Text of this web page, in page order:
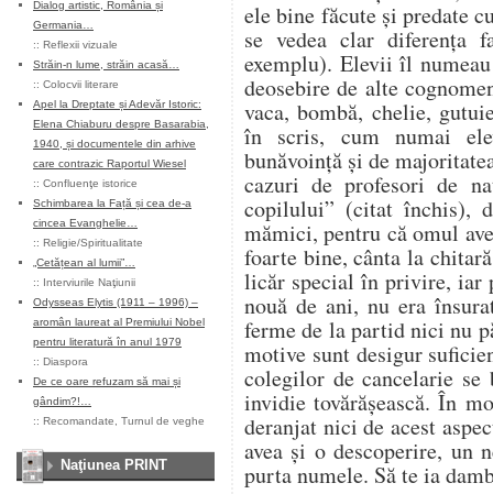
Dialog artistic, România și
Germania…
:: Reflexii vizuale
Străin-n lume, străin acasă…
:: Colocvii literare
Apel la Dreptate și Adevăr Istoric:
Elena Chiaburu despre Basarabia,
1940, și documentele din arhive
care contrazic Raportul Wiesel
:: Confluenţe istorice
Schimbarea la Față și cea de-a
cincea Evanghelie…
:: Religie/Spiritualitate
„Cetățean al lumii”…
:: Interviurile Naţiunii
Odysseas Elytis (1911 – 1996) –
aromân laureat al Premiului Nobel
pentru literatură în anul 1979
:: Diaspora
De ce oare refuzam să mai și
gândim?!…
:: Recomandate Turnul de veghe
Naţiunea PRINT
ele bine făcute şi predate
se vedea clar diferenţa
exemplu). Elevii îl
deosebire de alte
vaca, bombă, chelie,
în scris, cum numai
bunăvoinţă şi de
cazuri de profesori de
copilului” (citat închis),
mămici, pentru că omul
foarte bine, cânta la
licăr special în privire, iar
nouă de ani, nu era
ferme de la partid nici nu
motive sunt desigur
colegilor de cancelarie
invidie tovărăşească. În
deranjat nici de acest
avea şi o descoperire, un
purta numele. Să te ia